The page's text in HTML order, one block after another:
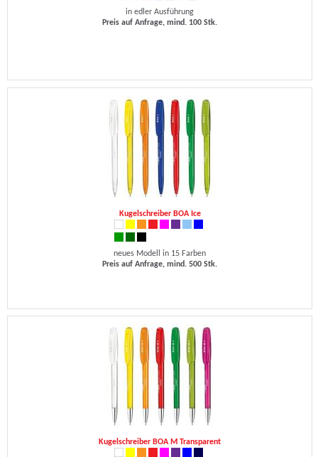
in edler Ausführung
Preis auf Anfrage, mind. 100 Stk.
Kugelschreiber BOA Ice
neues Modell in 15 Farben
Preis auf Anfrage, mind. 500 Stk.
Kugelschreiber BOA M Transparent